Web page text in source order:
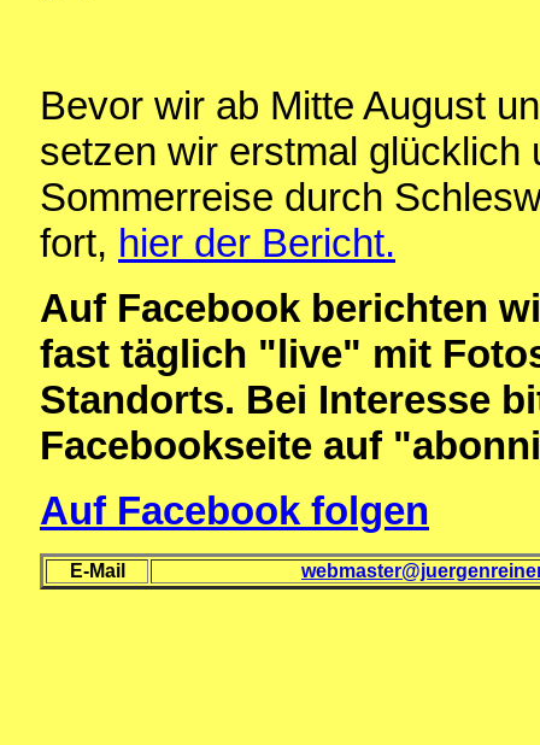
Bevor wir ab Mitte August
setzen wir erstmal glücklich
Sommerreise durch
fort, hier der Bericht.
Auf Facebook berichten
fast täglich "live" mit
Standorts. Bei Interesse
Facebookseite auf
Auf Facebook folgen
E-Mail